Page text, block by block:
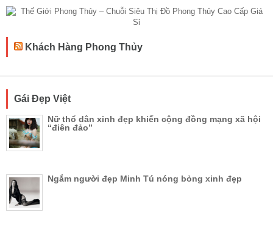
Khách Hàng Phong Thủy
Gái Đẹp Việt
Nữ thổ dân xinh đẹp khiến cộng đồng mạng xã hội
“điên đảo”
Ngắm người đẹp Minh Tú nóng bỏng xinh đẹp